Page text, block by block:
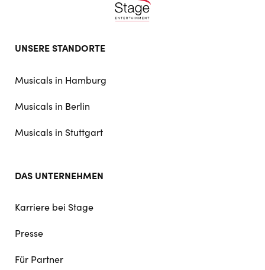
UNSERE STANDORTE
Musicals in Hamburg
Musicals in Berlin
Musicals in Stuttgart
DAS UNTERNEHMEN
Karriere bei Stage
Presse
Für Partner